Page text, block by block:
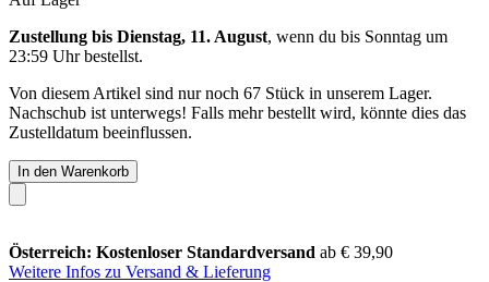
Zustellung bis Dienstag, 11. August, wenn du bis Sonntag um
23:59 Uhrbestellst.
Von diesem Artikel sind nur noch 67 Stück in unserem Lager.
Nachschub ist unterwegs! Falls mehr bestellt wird, könnte dies das
Zustelldatum beeinflussen.
In den Warenkorb
Österreich: Kostenloser Standardversand ab € 39,90
Weitere Infos zu Versand & Lieferung